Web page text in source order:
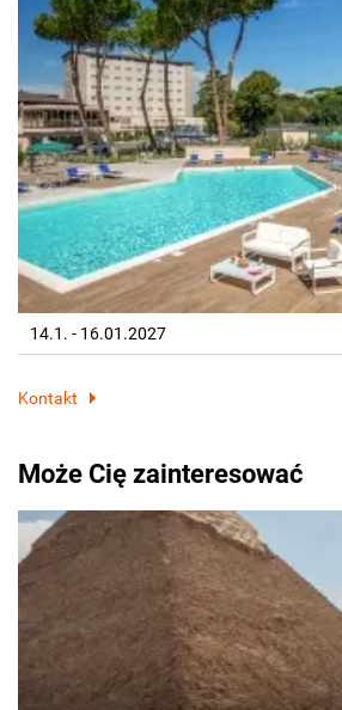
14.1. - 16.01.2027
Kontakt
Może Cię zainteresować